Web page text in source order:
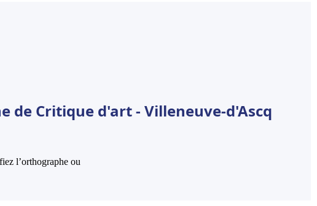
de Critique d'art - Villeneuve-d'Ascq
l’orthographe ou